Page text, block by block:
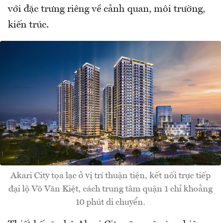
với đặc trưng riêng về cảnh quan, môi trường,
kiến trúc.
Akari City tọa lạc ở vị trí thuận tiện, kết nối trực tiếp
đại lộ Võ Văn Kiệt, cách trung tâm quận 1 chỉ khoảng
10 phút di chuyển.